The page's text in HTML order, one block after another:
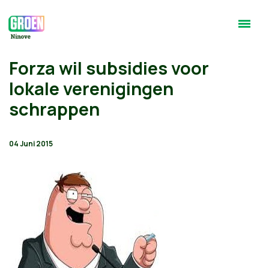
Forza wil subsidies voor
lokale verenigingen
schrappen
04 Juni 2015